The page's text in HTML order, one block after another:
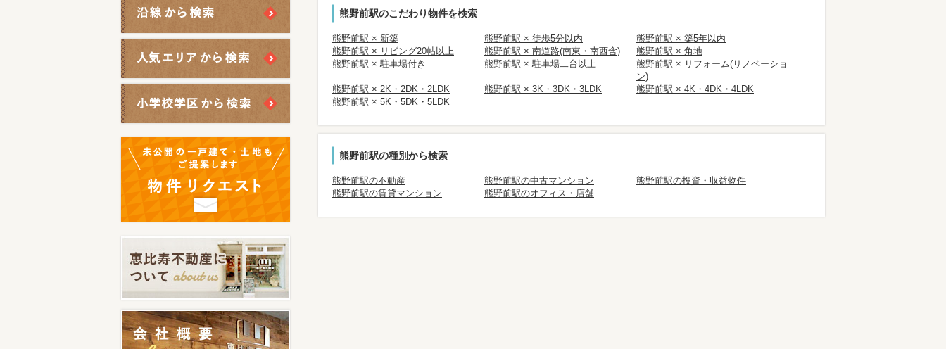
熊野前駅のこだわり物件を検索
熊野前駅 × 新築 熊野前駅 × 徒歩5分以内
熊野前駅 × 築5年以内
熊野前駅 × リビング20帖以上
熊野前駅 × 南道路(南東・南西含)
熊野前駅 × 角地
熊野前駅 × 駐車場付き
熊野前駅 × 駐車場二台以上
熊野前駅 × リフォーム(リノベーショ
ン)
熊野前駅 × 2K・2DK・2LDK
熊野前駅 × 3K・3DK・3LDK
熊野前駅 × 4K・4DK・4LDK
熊野前駅 × 5K・5DK・5LDK
熊野前駅の種別から検索
熊野前駅の不動産 熊野前駅の中古マンション
熊野前駅の投資・収益物件
熊野前駅の賃貸マンション
熊野前駅のオフィス・店舗